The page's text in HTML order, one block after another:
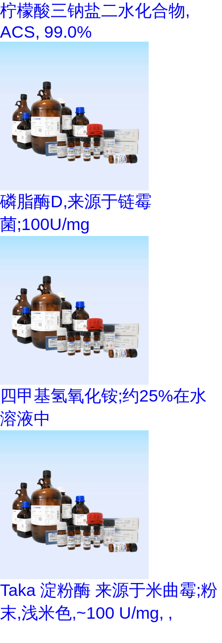
柠檬酸三钠盐二水化合物,
ACS, 99.0%
磷脂酶D,来源于链霉
菌;100U/mg
四甲基氢氧化铵;约25%在水
溶液中
Taka 淀粉酶 来源于米曲霉;粉
末,浅米色,~100 U/mg, ,